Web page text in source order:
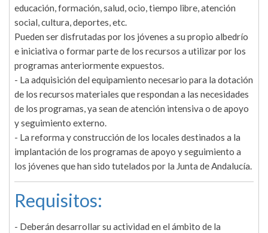
educación, formación, salud, ocio, tiempo libre, atención
social, cultura, deportes, etc.
Pueden ser disfrutadas por los jóvenes a su propio albedrío
e iniciativa o formar parte de los recursos a utilizar por los
programas anteriormente expuestos.
- La adquisición del equipamiento necesario para la dotación
de los recursos materiales que respondan a las necesidades
de los programas, ya sean de atención intensiva o de apoyo
y seguimiento externo.
- La reforma y construcción de los locales destinados a la
implantación de los programas de apoyo y seguimiento a
los jóvenes que han sido tutelados por la Junta de Andalucía.
Requisitos:
- Deberán desarrollar su actividad en el ámbito de la